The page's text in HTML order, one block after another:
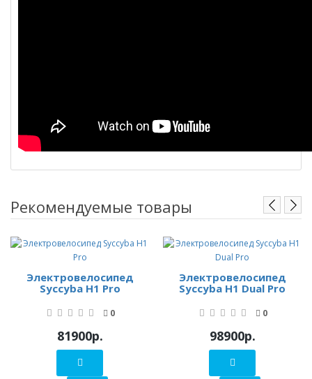
Рекомендуемые товары
Электровелосипед
Syccyba H1 Pro
0
81900р.
Электровелосипед
Syccyba H1 Dual Pro
0
98900р.